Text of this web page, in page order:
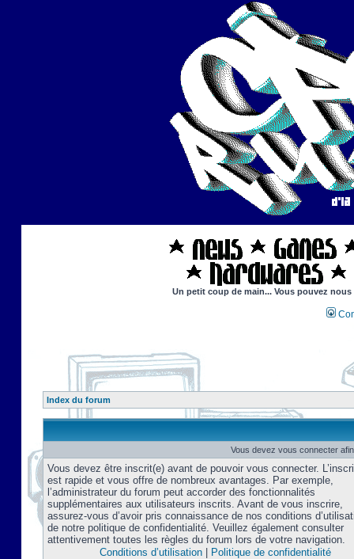
Un petit coup de main... Vous pouvez
Index du forum
Vous devez vous connecter
Vous devez être inscrit(e) avant de pouvoir vous connecter.
est rapide et vous offre de nombreux avantages. Par exemple,
l’administrateur du forum peut accorder des fonctionnalités
supplémentaires aux utilisateurs inscrits. Avant de vous inscrire,
assurez-vous d’avoir pris connaissance de nos conditions
de notre politique de confidentialité. Veuillez également consulter
attentivement toutes les règles du forum lors de votre navigation.
Conditions d’utilisation| Politique de confidentialité